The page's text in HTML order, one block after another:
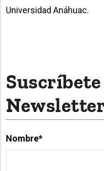
Universidad Anáhuac.
Nombre*